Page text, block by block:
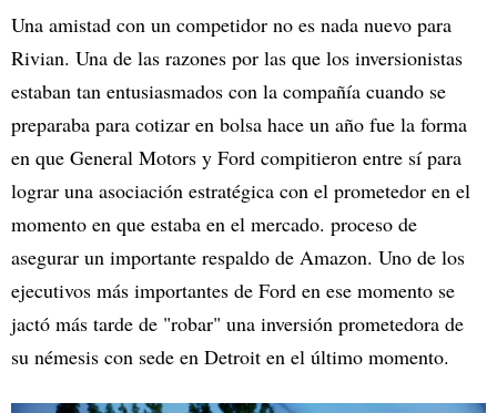
Una amistad con un competidor no es nada nuevo para
Rivian. Una de las razones por las que los inversionistas
estaban tan entusiasmados con la compañía cuando se
preparaba para cotizar en bolsa hace un año fue la forma
en que General Motors y Ford compitieron entre sí para
lograr una asociación estratégica con el prometedor en el
momento en que estaba en el mercado. proceso de
asegurar un importante respaldo de Amazon. Uno de los
ejecutivos más importantes de Ford en ese momento se
jactó más tarde de "robar" una inversión prometedora de
su némesis con sede en Detroit en el último momento.